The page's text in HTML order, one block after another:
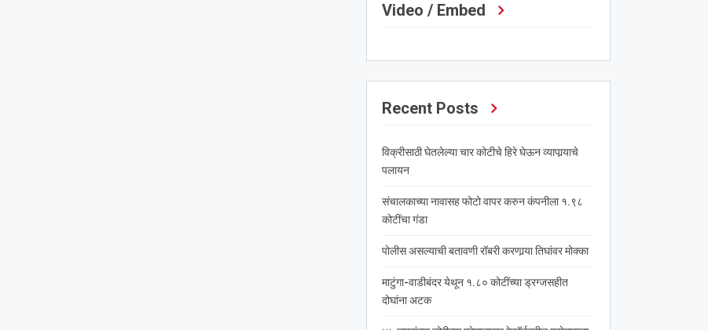
Video / Embed
Recent Posts
विक्रीसाठी घेतलेल्या चार कोटीचे हिरे घेऊन व्यापार्‍याचे
पलायन
संचालकाच्या नावासह फोटो वापर करुन कंपनीला १.९८
कोटींचा गंडा
पोलीस असल्याची बतावणी रॉबरी करणार्‍या तिघांवर मोक्का
माटुंगा-वाडीबंदर येथून १.८० कोटींच्या ड्रग्जसहीत
दोघांना अटक